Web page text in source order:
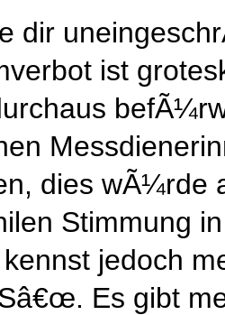
dir
ist
dies wÃ¼rde
Stimmung
jedoch
Es gibt